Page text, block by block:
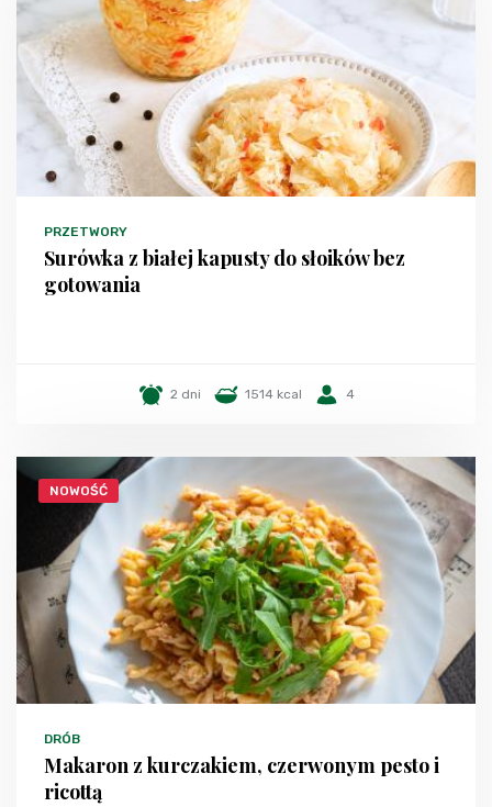
PRZETWORY
Surówka z białej kapusty do słoików bez
gotowania
2 dni 1514 kcal 4
NOWOŚĆ
DRÓB
Makaron z kurczakiem, czerwonym pesto i
ricottą